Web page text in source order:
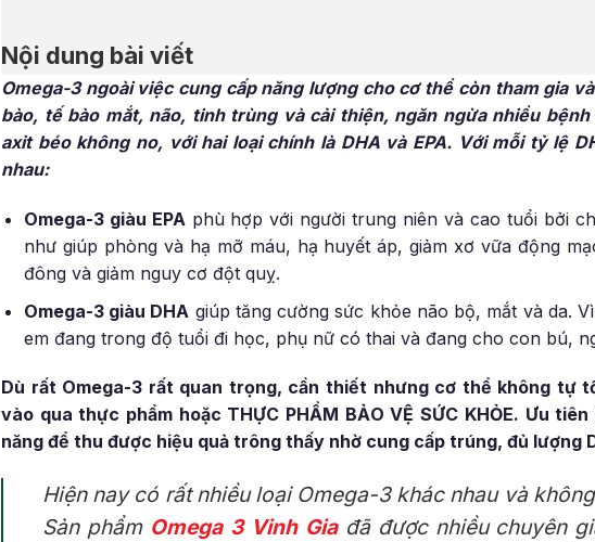
Nội dung bài viết
Omega-3 ngoài việc cung cấp năng lượng cho cơ thể còn tham gia
bào, tế bào mắt, não, tinh trùng và cải thiện, ngăn ngừa nhiều
axit béo không no, với hai loại chính là DHA và EPA. Với mỗi tỷ lệ
nhau:
Omega-3 giàu EPAphù hợp với người trung niên và cao tuổi bởi
như giúp phòng và hạ mỡ máu, hạ huyết áp, giảm xơ vữa động
đông và giảm nguy cơ đột quỵ.
Omega-3 giàu DHA giúp tăng cường sức khỏe não bộ, mắt và da.
em đang trong độ tuổi đi học, phụ nữ có thai và đang cho con bú,
Dù rất Omega-3 rất quan trọng, cần thiết nhưng cơ thể không tự
vào qua thực phẩm hoặc THỰC PHẨM BẢO VỆ SỨC KHỎE. Ưu
năng để thu được hiệu quả trông thấy nhờ cung cấp trúng, đủ lượng
Hiện nay có rất nhiều loại Omega-3 khác nhau và
Sản phẩm Omega 3 Vinh Giađã được nhiều chuyên